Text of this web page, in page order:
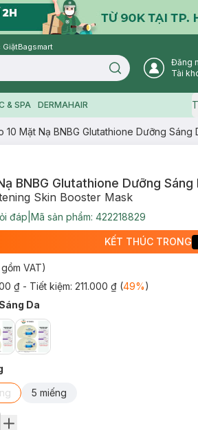
GiặtBagsmart
Search icon
Đăng
Tài
& SPA DERMAHAIR
10 Mặt Nạ BNBG Glutathione Dưỡng Sáng
BNBG Glutathione Dưỡng Sáng
Skin Booster Mask
đáp Mã sản phẩm: 422218829
KẾT THÚC TRONG
VAT)
₫ - Tiết kiệm: 211.000 ₫(49%)
Da
5 miếng